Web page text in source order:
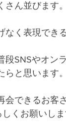
ん並びます。
なく表現でき
段SNSやオン
と思います。
会できるお客
くお願いしま